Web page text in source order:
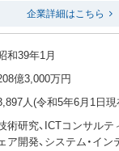
企業詳細はこちら
和39年1月
億3,000万円
人(令和5年6月1日現
術研究、ICTコンサルテ
ア開発、システム・イン